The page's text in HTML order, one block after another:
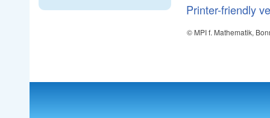
Printer-friendly
© MPI f. Mathematik,